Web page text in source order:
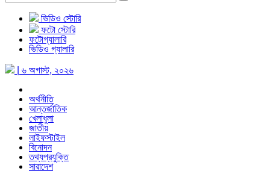
ভিডিও স্টোরি
ফটো স্টোরি
ফটোগ্যালারি
ভিডিও গ্যালারি
| ৬ অগাস্ট, ২০২৬
অর্থনীতি
আন্তর্জাতিক
খেলাধুলা
জাতীয়
লাইফস্টাইল
বিনোদন
তথ্যপ্রযুক্তি
সারাদেশ